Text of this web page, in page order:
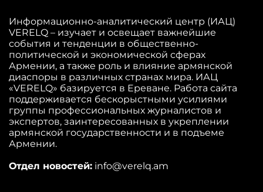
Информационно-аналитический центр (ИАЦ)
VERELQ – изучает и освещает важнейшие
события и тенденции в общественно-
политической и экономической сферах
Армении, а также роль и влияние армянской
диаспоры в различных странах мира. ИАЦ
«VERELQ» базируется в Ереване. Работа сайта
поддерживается бескорыстными усилиями
группы профессиональных журналистов и
экспертов, заинтересованных в укреплении
армянской государственности и в подъеме
Армении.
Отдел новостей: info@verelq.am